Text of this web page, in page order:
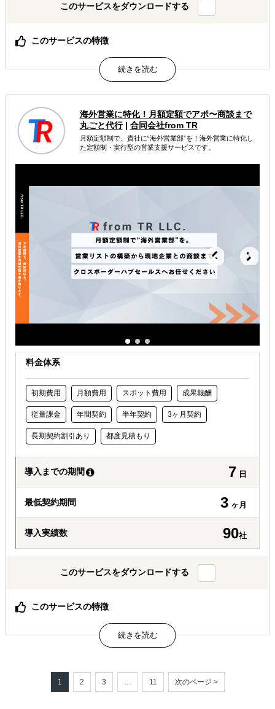
このサービスをダウンロードする
このサービスの特徴
1ヶ月・全3回で“動ける進出計画”を完成（国選び〜ロード
マップまで整理）
商社×マーケ視点で設計（商流・価格・規制の実務判断＋
価値訴求まで一体化）
務まで同チームが継続支援）
属するジャンル
どの国に進出するべきか決めたい
自社事業に最適な進出形態を知りたい
海外営業に特化！月額定額でアポ〜商談まで
丸ごと代行| 合同会社from TR
月額定額制で、貴社に“海外営業部”を！海外営業に特化し
た定額制・実行型の営業支援サービスです。
料金体系
初期費用 月額費用 スポット費用 成果報酬
従量課金 年間契約 半年契約 3ヶ月契約
長期契約割引あり 都度見積もり
導入までの期間 7 日
最低契約期間 3 ヶ月
導入実績数 90社
このサービスをダウンロードする
このサービスの特徴
総合商社出身社をはじめ、多言語対応×実務経験豊富なチ
ームが対応
アポ取得だけでなく、商談代行まで代行可能
属するジャンル
1 2 3 … 11 次のページ >